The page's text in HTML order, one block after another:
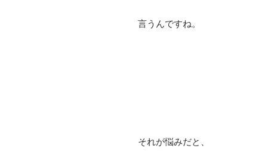
言うんですね。
それが悩みだと、